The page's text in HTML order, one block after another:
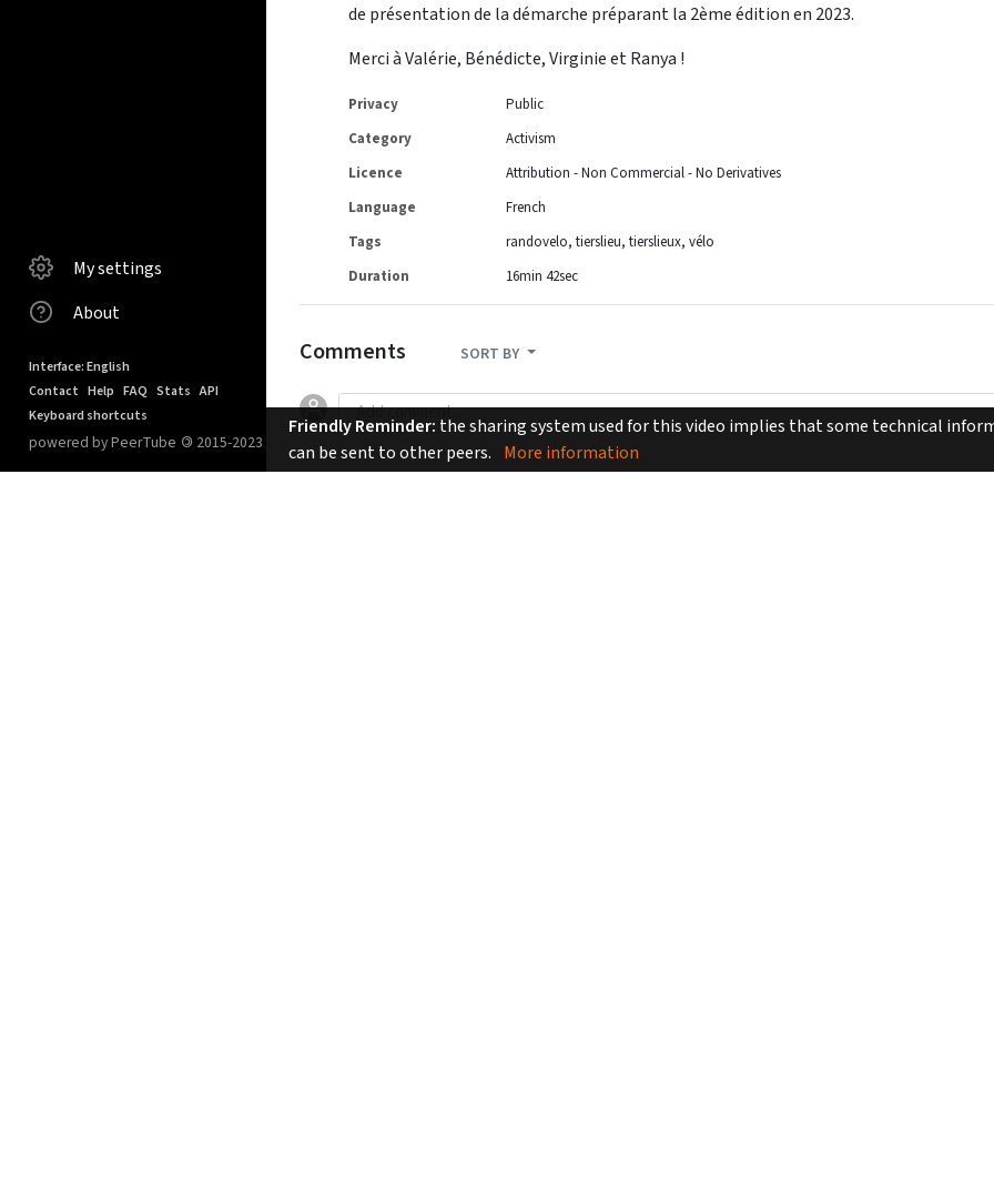
My settings
About
Interface: English
Contact Help FAQ Stats API
Keyboard shortcuts
powered by PeerTube © 2015-2023
de présentation de la démarche préparant la 2ème édition en 2023.
Merci à Valérie, Bénédicte, Virginie et Ranya !
Privacy
Public
Category
Activism
Licence
Attribution - Non Commercial - No Derivatives
Language
French
Tags
randovelo tierslieu tierslieux vélo
Duration
16min 42sec
Comments SORT BY
Friendly Reminder: the sharing system used for this video implies that some technical
can be sent to other peers. More information